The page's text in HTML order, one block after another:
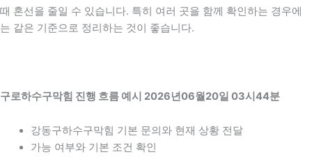
때 혼선을 줄일 수 있습니다. 특히 여러 곳을 함께 확인하는 경우에
는 같은 기준으로 정리하는 것이 좋습니다.
구로하수구막힘 진행 흐름 예시 2026년06월20일 03시44분
강동구하수구막힘 기본 문의와 현재 상황 전달
가능 여부와 기본 조건 확인